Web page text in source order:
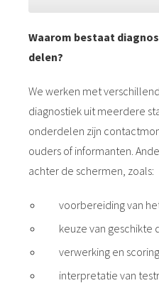
Waarom bestaat
delen?
We werken met
diagnostiek uit meerdere
onderdelen zijn
ouders of informanten.
achter de schermen, zoals:
voorbereiding van
keuze van geschikte
verwerking en
interpretatie van